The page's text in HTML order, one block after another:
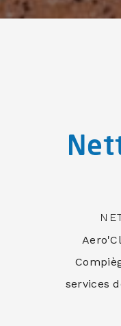
services